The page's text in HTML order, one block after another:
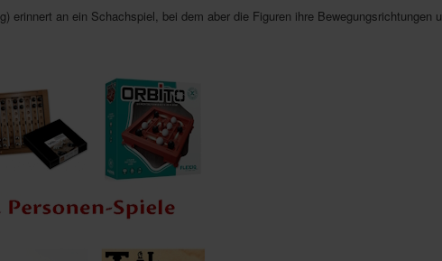
erinnert an ein Schachspiel, bei dem aber die Figuren ihre